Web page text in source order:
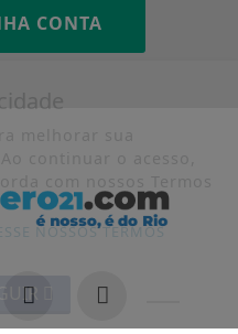
CONTA
com nossos Termos
NOSSOS TERMOS